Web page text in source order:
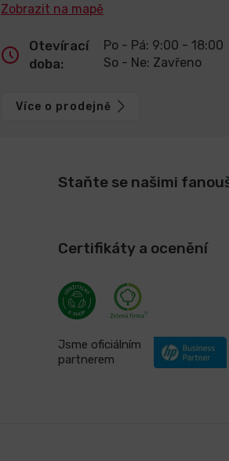
Zobrazit na mapě
Otevírací
doba:
Po - Pá: 9:00 - 18:00
So - Ne: Zavřeno
Více o prodejně
Staňte se našimi
Certifikáty a ocenění
Jsme oficiálním
partnerem